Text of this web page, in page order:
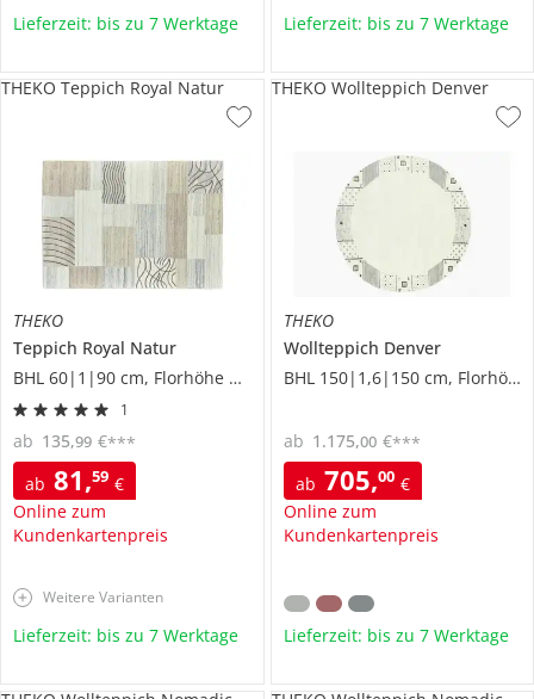
Lieferzeit: bis zu 7 Werktage Lieferzeit: bis zu 7 Werktage
THEKO
Teppich Royal Natur
BHL 60|1|90 cm, Florhöhe 1,2 cm
1
ab 81,59 €
Online zum
Kundenkartenpreis
ab 135,99 €***
THEKO Teppich Royal Natur
Weitere Varianten
Lieferzeit: bis zu 7 Werktage
THEKO
Wollteppich Denver
BHL 150|1,6|150 cm, Florhöhe 1,3 cm
ab 705,00 €
Online zum
Kundenkartenpreis
ab 1.175,00 €***
THEKO Wollteppich Denver
Lieferzeit: bis zu 7 Werktage